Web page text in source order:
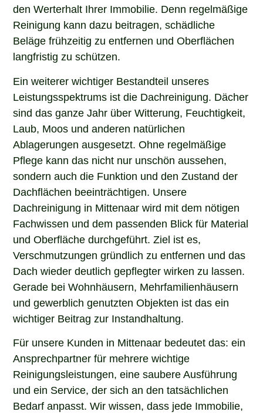
den Werterhalt Ihrer Immobilie. Denn regelmäßige
Reinigung kann dazu beitragen, schädliche
Beläge frühzeitig zu entfernen und Oberflächen
langfristig zu schützen.
Ein weiterer wichtiger Bestandteil unseres
Leistungsspektrums ist die Dachreinigung. Dächer
sind das ganze Jahr über Witterung, Feuchtigkeit,
Laub, Moos und anderen natürlichen
Ablagerungen ausgesetzt. Ohne regelmäßige
Pflege kann das nicht nur unschön aussehen,
sondern auch die Funktion und den Zustand der
Dachflächen beeinträchtigen. Unsere
Dachreinigung in Mittenaar wird mit dem nötigen
Fachwissen und dem passenden Blick für Material
und Oberfläche durchgeführt. Ziel ist es,
Verschmutzungen gründlich zu entfernen und das
Dach wieder deutlich gepflegter wirken zu lassen.
Gerade bei Wohnhäusern, Mehrfamilienhäusern
und gewerblich genutzten Objekten ist das ein
wichtiger Beitrag zur Instandhaltung.
Für unsere Kunden in Mittenaar bedeutet das: ein
Ansprechpartner für mehrere wichtige
Reinigungsleistungen, eine saubere Ausführung
und ein Service, der sich an den tatsächlichen
Bedarf anpasst. Wir wissen, dass jede Immobilie,